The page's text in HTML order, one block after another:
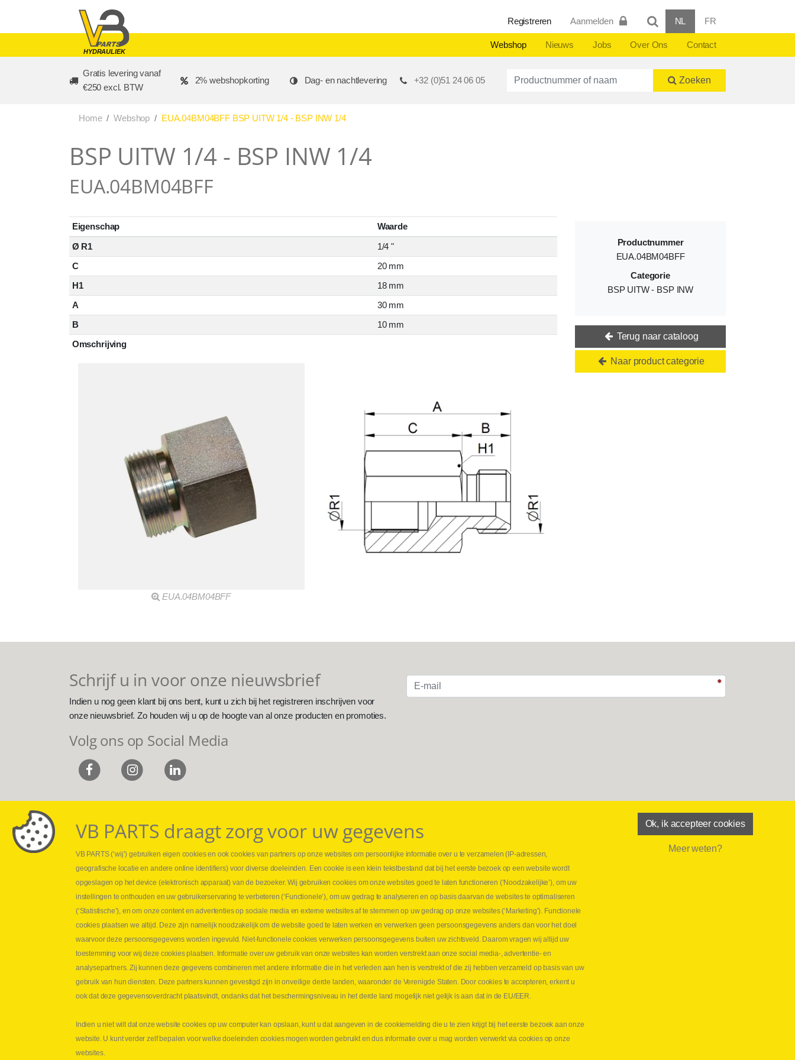
HYDRAULIEK
Registreren Aanmelden NL FR
Webshop Nieuws Jobs Over Ons Contact
Gratis levering vanaf
€250 excl. BTW
2% webshopkorting Dag- en nachtlevering +32 (0)51 24 06 05 Productnummer of naam Zoeken
Home Webshop EUA.04BM04BFF BSP UITW 1/4 - BSP INW 1/4
BSP UITW 1/4 - BSP INW 1/4
EUA.04BM04BFF
Eigenschap
Waarde
Ø R1
1/4 "
C
20 mm
H1
18 mm
A
30 mm
B
10 mm
Omschrijving
EUA.04BM04BFF
Productnummer
EUA.04BM04BFF
Categorie
BSP UITW - BSP INW
Terug naar cataloog
Naar product categorie
Schrijf u in voor onze nieuwsbrief
Indien u nog geen klant bij ons bent, kunt u zich bij het registreren inschrijven voor
onze nieuwsbrief. Zo houden wij u op de hoogte van al onze producten en promoties.
Volg ons op Social Media
Webshop
Nieuws
Jobs
Leveringen
Drukcontrole set
Persmaten
Hydraulische slangen
Contact VB Parts
Abraham Hansstraat 7
B-8800 Roeselare
E-mail info@vbparts.be
⏳ Laatste maand Webtec-promotie!
⏳ Laatste kans voor onze promo
snelkoppelingen!
1 juni 2026
Lees meer NL
Copyright
VB PARTS draagt zorg voor uw gegevens
VB PARTS (‘wij’) gebruiken eigen cookies en ook cookies van partners op onze websites om persoonlijke informatie over u te verzamelen (IP-adressen,
geografische locatie en andere online identifiers) voor diverse doeleinden. Een cookie is een klein tekstbestand dat bij het eerste bezoek op een website wordt
opgeslagen op het device (elektronisch apparaat) van de bezoeker. Wij gebruiken cookies om onze websites goed te laten functioneren (‘Noodzakelijke’), om uw
instellingen te onthouden en uw gebruikerservaring te verbeteren (‘Functionele’), om uw gedrag te analyseren en op basis daarvan de websites te optimaliseren
(‘Statistische’), en om onze content en advertenties op sociale media en externe websites af te stemmen op uw gedrag op onze websites (‘Marketing’). Functionele
cookies plaatsen we altijd. Deze zijn namelijk noodzakelijk om de website goed te laten werken en verwerken geen persoonsgegevens anders dan voor het doel
waarvoor deze persoonsgegevens worden ingevuld. Niet-functionele cookies verwerken persoonsgegevens buiten uw zichtsveld. Daarom vragen wij altijd uw
toestemming voor wij deze cookies plaatsen. Informatie over uw gebruik van onze websites kan worden verstrekt aan onze social media-, advertentie- en
analysepartners. Zij kunnen deze gegevens combineren met andere informatie die in het verleden aan hen is verstrekt of die zij hebben verzameld op basis van uw
gebruik van hun diensten. Deze partners kunnen gevestigd zijn in onveilige derde landen, waaronder de Verenigde Staten. Door cookies te accepteren, erkent u
ook dat deze gegevensoverdracht plaatsvindt, ondanks dat het beschermingsniveau in het derde land mogelijk niet gelijk is aan dat in de EU/EER.
Indien u niet wilt dat onze website cookies op uw computer kan opslaan, kunt u dat aangeven in de cookiemelding die u te zien krijgt bij het eerste bezoek aan onze
website. U kunt verder zelf bepalen voor welke doeleinden cookies mogen worden gebruikt en dus informatie over u mag worden verwerkt via cookies op onze
websites.
Ok, ik accepteer cookies
Meer weten?